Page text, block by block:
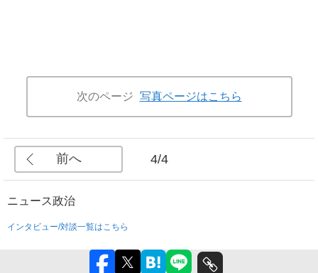
次のページ 写真ページはこちら
前へ 4/4
ニュース政治
インタビュー/対談一覧はこちら